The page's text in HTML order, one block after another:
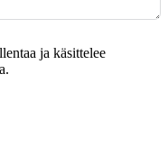
ja käsittelee